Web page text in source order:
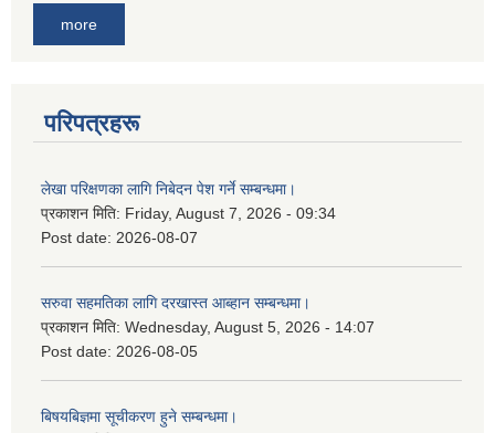
more
परिपत्रहरू
लेखा परिक्षणका लागि निबेदन पेश गर्ने सम्बन्धमा।
प्रकाशन मिति: Friday, August 7, 2026 - 09:34
Post date: 2026-08-07
सरुवा सहमतिका लागि दरखास्त आब्हान सम्बन्धमा।
प्रकाशन मिति: Wednesday, August 5, 2026 - 14:07
Post date: 2026-08-05
बिषयबिज्ञमा सूचीकरण हुने सम्बन्धमा।